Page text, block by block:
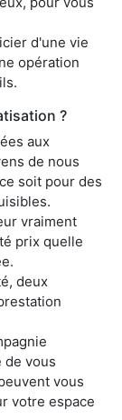
d'une vie
opération
?
aux
de nous
soit pour des
vraiment
prix quelle
deux
de vous
vous
votre espace